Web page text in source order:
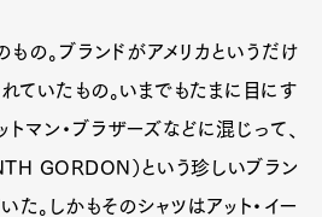
もの。ブランドがアメリカというだけ
れていたもの。いまでもたまに目にす
マン・ブラザーズなどに混じって、
GORDON）という珍しいブラン
た。しかもそのシャツはアット・イー